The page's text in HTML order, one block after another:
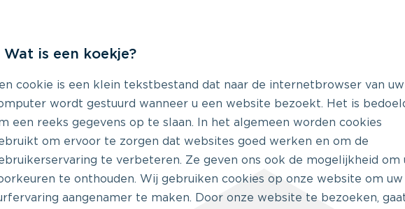
Wat is een koekje?
cookie is een klein tekstbestand dat naar de internetbrowser van uw
wordt gestuurd wanneer u een website bezoekt. Het is
een reeks gegevens op te slaan. In het algemeen worden cookies
om ervoor te zorgen dat websites goed werken en om de
te verbeteren. Ze geven ons ook de mogelijkheid om
te onthouden. Wij gebruiken cookies op onze website om uw
aangenamer te maken. Door onze website te bezoeken,